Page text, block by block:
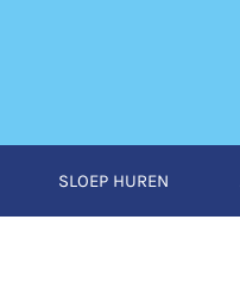
SLOEP HUREN